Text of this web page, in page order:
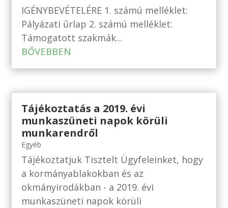
IGÉNYBEVÉTELÉRE 1. számú melléklet:
Pályázati űrlap 2. számú melléklet:
Támogatott szakmák...
BŐVEBBEN
Tájékoztatás a 2019. évi
munkaszüneti napok körüli
munkarendről
Egyéb
Tájékoztatjuk Tisztelt Ügyfeleinket, hogy
a kormányablakokban és az
okmányirodákban - a 2019. évi
munkaszüneti napok körüli